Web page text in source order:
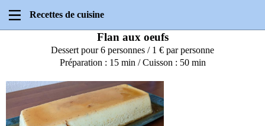
Recettes de cuisine
Flan aux oeufs
Dessert pour 6 personnes / 1 € par personne
Préparation : 15 min / Cuisson : 50 min